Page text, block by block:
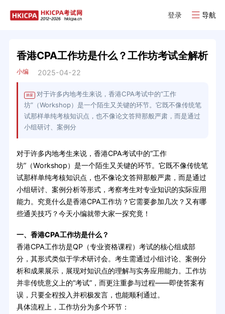
登录 导航
香港CPA工作坊是什么？工作坊考试全解析
小编 2025-04-22
摘要
对于许多内地考生来说，香港CPA考试中的“工作
坊”（Workshop）是一个陌生又关键的环节。它既不像传统笔
试那样单纯考核知识点，也不像论文答辩那般严肃，而是通过
小组研讨、案例分
对于许多内地考生来说，香港CPA考试中的“工作
坊”（Workshop）是一个陌生又关键的环节。它既不像传统笔
试那样单纯考核知识点，也不像论文答辩那般严肃，而是通过
小组研讨、案例分析等形式，考察考生对专业知识的实际应用
能力。究竟什么是香港CPA工作坊？它需要参加几次？又有哪
些通关技巧？今天小编就带大家一探究竟！
一、香港CPA工作坊是什么？
香港CPA工作坊是QP（专业资格课程）考试的核心组成部
分，其形式类似于学术研讨会。考生需通过小组讨论、案例分
析和成果展示，展现对知识点的理解与实务应用能力。工作坊
并非传统意义上的“考试”，而更注重参与过程——即使答案有
误，只要全程投入并积极发言，也能顺利通过。
具体流程上，工作坊分为多个环节：